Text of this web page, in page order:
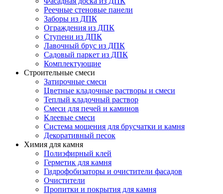
Реечные стеновые панели
Заборы из ДПК
Ограждения из ДПК
Ступени из ДПК
Лавочный брус из ДПК
Садовый паркет из ДПК
Комплектующие
Строительные смеси
Затирочные смеси
Цветные кладочные растворы и смеси
Теплый кладочный раствор
Смеси для печей и каминов
Клеевые смеси
Система мощения для брусчатки и камня
Декоративный песок
Химия для камня
Полиэфирный клей
Герметик для камня
Гидрофобизаторы и очистители фасадов
Очистители
Пропитки и покрытия для камня